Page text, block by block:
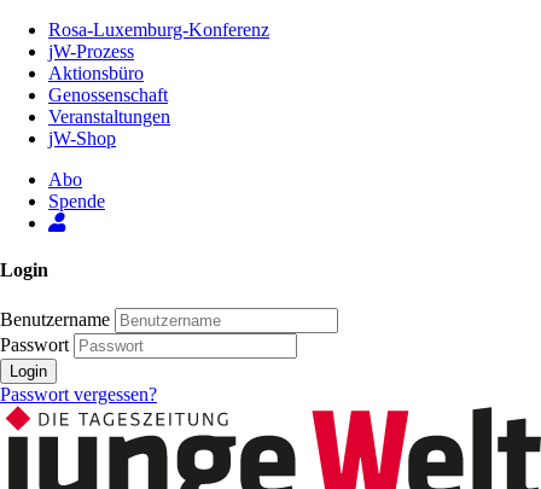
Inhalt
Seite
Rosa-Luxemburg-Konferenz
jW-Prozess
Aktionsbüro
Genossenschaft
Veranstaltungen
jW-Shop
Abo
Spende
Login
Benutzername
Passwort
Login
Passwort vergessen?